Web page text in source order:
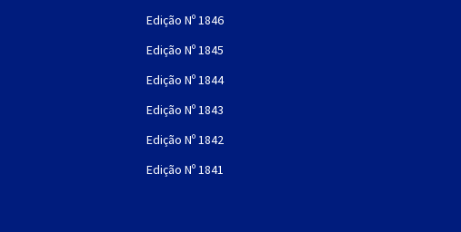
Edição Nº 1846
Edição Nº 1845
Edição Nº 1844
Edição Nº 1843
Edição Nº 1842
Edição Nº 1841